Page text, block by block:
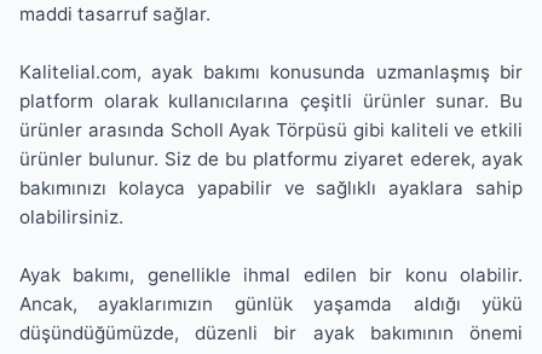
maddi tasarruf sağlar.
Kalitelial.com, ayak bakımı konusunda uzmanlaşmış bir
platform olarak kullanıcılarına çeşitli ürünler sunar. Bu
ürünler arasında Scholl Ayak Törpüsü gibi kaliteli ve etkili
ürünler bulunur. Siz de bu platformu ziyaret ederek, ayak
bakımınızı kolayca yapabilir ve sağlıklı ayaklara sahip
olabilirsiniz.
Ayak bakımı, genellikle ihmal edilen bir konu olabilir.
Ancak, ayaklarımızın günlük yaşamda aldığı yükü
düşündüğümüzde, düzenli bir ayak bakımının önemi